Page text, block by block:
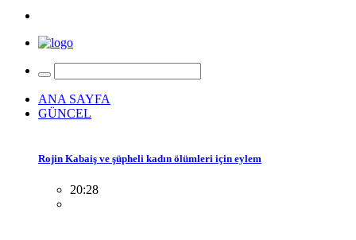
ANA SAYFA
GÜNCEL
Rojin Kabaiş ve şüpheli kadın ölümleri için eylem
20:28